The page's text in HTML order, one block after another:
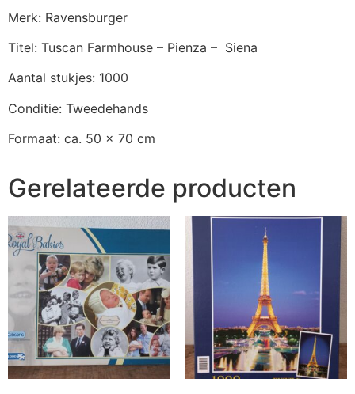
Merk: Ravensburger
Titel: Tuscan Farmhouse – Pienza – Siena
Aantal stukjes: 1000
Conditie: Tweedehands
Formaat: ca. 50 x 70 cm
Gerelateerde producten